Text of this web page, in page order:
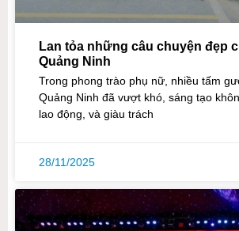
Lan tỏa những câu chuyện đẹp
Quảng Ninh
Trong phong trào phụ nữ, nhiều tấm
Quảng Ninh đã vượt khó, sáng tạo
lao động, và giàu trách
28/11/2025